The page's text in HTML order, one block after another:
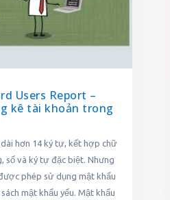
Users Report –
kê tài khoản trong
hơn 14 ký tự, kết hợp chữ
số và ký tự đặc biệt. Nhưng
phép sử dụng mật khẩu
mật khẩu yếu. Mật khẩu